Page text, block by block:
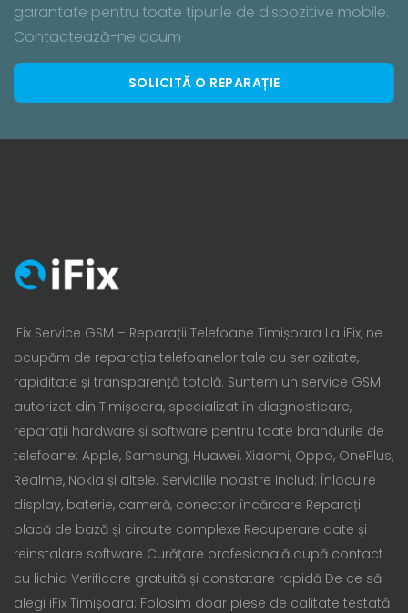
garantate pentru toate tipurile de dispozitive mobile.
Contactează-ne acum
SOLICITĂ O REPARAȚIE
iFix Service GSM – Reparații Telefoane Timișoara La iFix, ne
ocupăm de reparația telefoanelor tale cu seriozitate,
rapiditate și transparență totală. Suntem un service GSM
autorizat din Timișoara, specializat în diagnosticare,
reparații hardware și software pentru toate brandurile de
telefoane: Apple, Samsung, Huawei, Xiaomi, Oppo, OnePlus,
Realme, Nokia și altele. Serviciile noastre includ: Înlocuire
display, baterie, cameră, conector încărcare Reparații
placă de bază și circuite complexe Recuperare date și
reinstalare software Curățare profesională după contact
cu lichid Verificare gratuită și constatare rapidă De ce să
alegi iFix Timișoara: Folosim doar piese de calitate testată